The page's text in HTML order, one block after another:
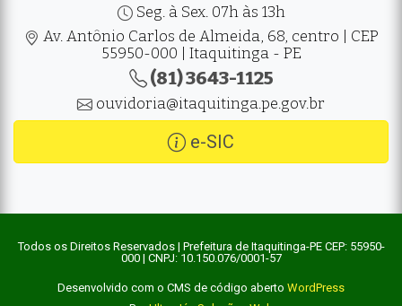
Seg. à Sex. 07h às 13h
Av. Antônio Carlos de Almeida, 68, centro | CEP
55950-000 | Itaquitinga - PE
(81) 3643-1125
ouvidoria@itaquitinga.pe.gov.br
e-SIC
Todos os Direitos Reservados | Prefeitura de Itaquitinga-PE CEP: 55950-
000 | CNPJ: 10.150.076/0001-57
Desenvolvido com o CMS de código aberto WordPress